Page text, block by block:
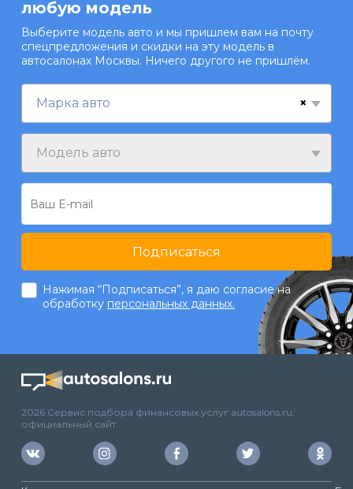
любую модель
Выберите модель авто и мы пришлем вам на почту
спецпредложения и скидки на эту модель в
автосалонах Москвы. Ничего другого не пришлём.
×
Марка авто
Модель авто
Подписаться
Нажимая “Подписаться”, я даю согласие на
обработку персональных данных.
2026 Сервис подбора финансовых услуг autosalons.ru,
официальный сайт.